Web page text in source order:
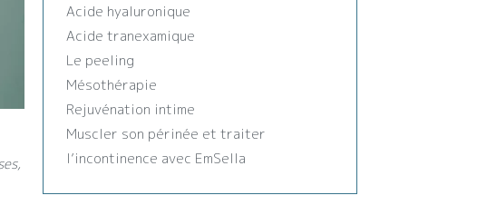
Acide hyaluronique
Acide tranexamique
Le peeling
Mésothérapie
Rejuvénation intime
Muscler son périnée et traiter
l’incontinence avec EmSella